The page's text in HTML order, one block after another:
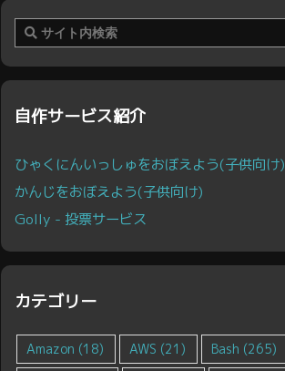
自作サービス紹介
ひゃくにんいっしゅをおぼえよう(子供向け)
かんじをおぼえよう(子供向け)
Golly - 投票サービス
カテゴリー
Amazon (18) AWS (21) Bash (265)